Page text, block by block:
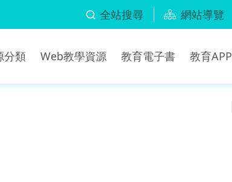
全站搜尋 網站導覽
分類 Web教學資源 教育電子書 教育APP